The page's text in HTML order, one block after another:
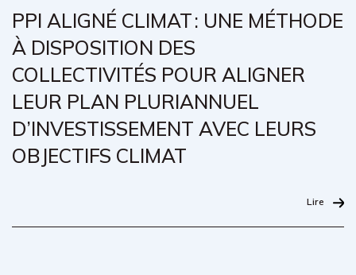
PPI ALIGNÉ CLIMAT : UNE MÉTHODE
À DISPOSITION DES
COLLECTIVITÉS POUR ALIGNER
LEUR PLAN PLURIANNUEL
D’INVESTISSEMENT AVEC LEURS
OBJECTIFS CLIMAT
Lire